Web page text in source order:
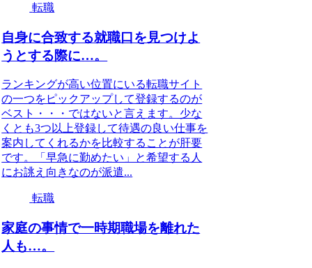
転職
自身に合致する就職口を見つけよ
うとする際に…。
ランキングが高い位置にいる転職サイト
の一つをピックアップして登録するのが
ベスト・・・ではないと言えます。少な
くとも3つ以上登録して待遇の良い仕事を
案内してくれるかを比較することが肝要
です。「早急に勤めたい」と希望する人
にお誂え向きなのが派遣...
転職
家庭の事情で一時期職場を離れた
人も…。